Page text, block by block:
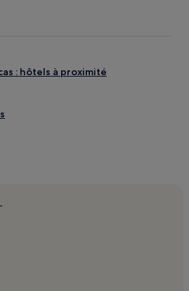
: hôtels à proximité